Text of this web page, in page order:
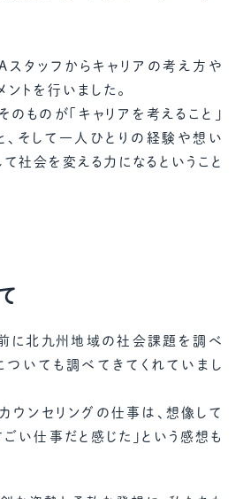
スタッフからキャリアの考え方や
トを行いました。
ものが「キャリアを考えること」
、そして一人ひとりの経験や想い
社会を変える力になるということ
に北九州地域の社会課題を調べ
ついても調べてきてくれていまし
ウンセリングの仕事は、想像して
い仕事だと感じた」という感想も